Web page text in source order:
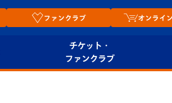
ファンクラブ オンライン
チケット・
ファンクラブ